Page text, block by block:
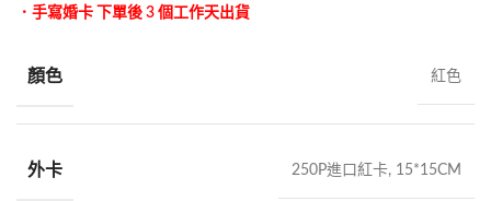
．手寫婚卡 下單後 3 個工作天出貨
顏色 紅色
外卡 250P進口紅卡, 15*15CM